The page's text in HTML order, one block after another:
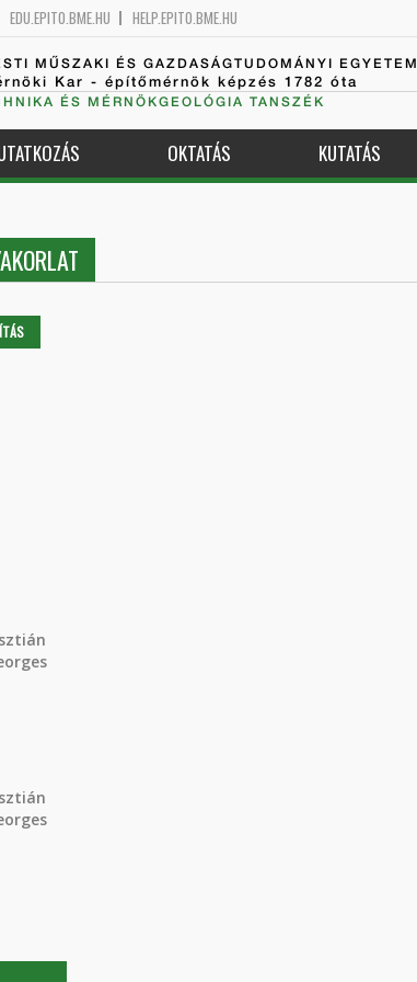
EDU.EPITO.BME.HU HELP.EPITO.BME.HU
MŰSZAKI ÉS GAZDASÁGTUDOMÁNYI EGYETEM
Kar - építőmérnök képzés 1782 óta
ÉS MÉRNÖKGEOLÓGIA TANSZÉK
OKTATÁS KUTATÁS